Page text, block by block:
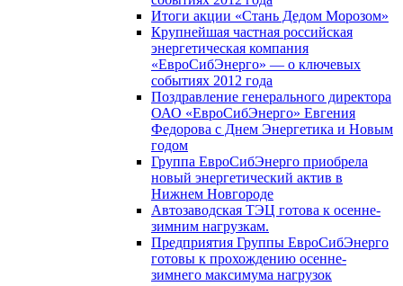
Итоги акции «Стань Дедом Морозом»
Крупнейшая частная российская
энергетическая компания
«ЕвроСибЭнерго» — о ключевых
событиях 2012 года
Поздравление генерального директора
ОАО «ЕвроСибЭнерго» Евгения
Федорова с Днем Энергетика и Новым
годом
Группа ЕвроСибЭнерго приобрела
новый энергетический актив в
Нижнем Новгороде
Автозаводская ТЭЦ готова к осенне-
зимним нагрузкам.
Предприятия Группы ЕвроСибЭнерго
готовы к прохождению осенне-
зимнего максимума нагрузок